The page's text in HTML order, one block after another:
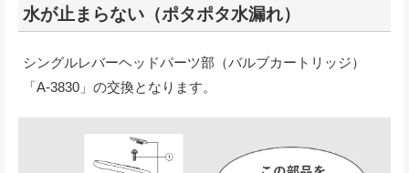
水が止まらない（ポタポタ水漏れ）
シングルレバーヘッドパーツ部（バルブカートリッジ）
「A-3830」の交換となります。